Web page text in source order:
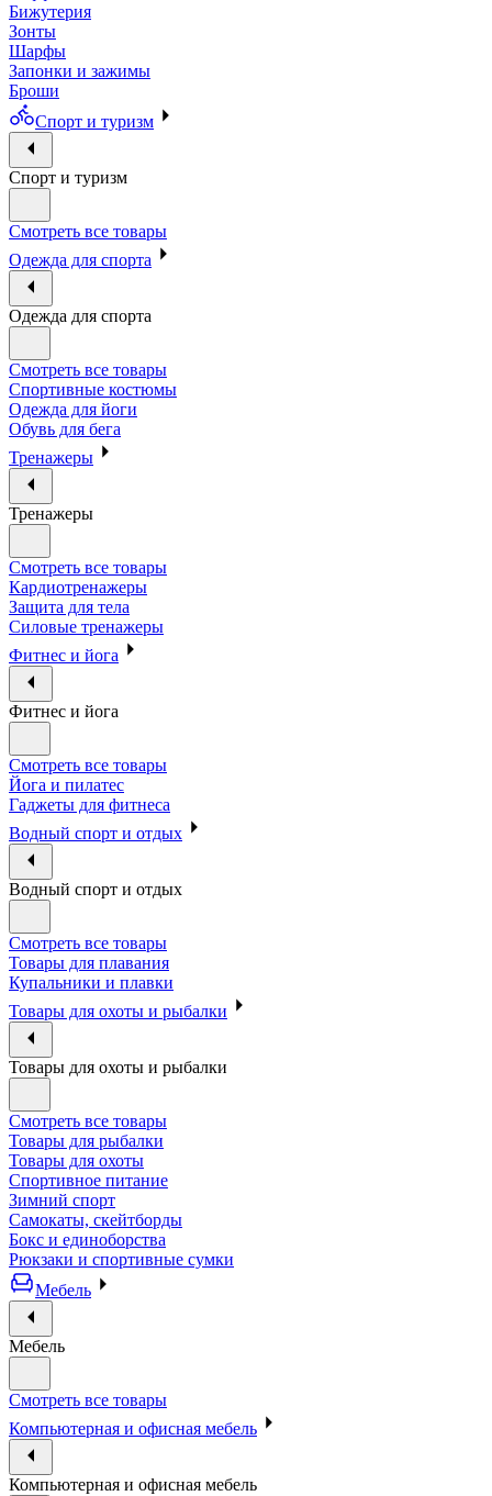
Бижутерия
Зонты
Шарфы
Запонки и зажимы
Броши
Спорт и туризм
Спорт и туризм
Смотреть все товары
Одежда для спорта
Одежда для спорта
Смотреть все товары
Спортивные костюмы
Одежда для йоги
Обувь для бега
Тренажеры
Тренажеры
Смотреть все товары
Кардиотренажеры
Защита для тела
Силовые тренажеры
Фитнес и йога
Фитнес и йога
Смотреть все товары
Йога и пилатес
Гаджеты для фитнеса
Водный спорт и отдых
Водный спорт и отдых
Смотреть все товары
Товары для плавания
Купальники и плавки
Товары для охоты и рыбалки
Товары для охоты и рыбалки
Смотреть все товары
Товары для рыбалки
Товары для охоты
Спортивное питание
Зимний спорт
Самокаты, скейтборды
Бокс и единоборства
Рюкзаки и спортивные сумки
Мебель
Мебель
Смотреть все товары
Компьютерная и офисная мебель
Компьютерная и офисная мебель